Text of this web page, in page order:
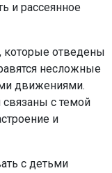
и рассеянное
которые отведены
несложные
движениями.
с темой
и
с детьми